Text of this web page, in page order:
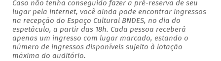
Caso não tenha conseguido fazer a pré-reserva de seu
lugar pela internet, você ainda pode encontrar ingressos
na recepção do Espaço Cultural BNDES, no dia do
espetáculo, a partir das 18h. Cada pessoa receberá
apenas um ingresso com lugar marcado, estando o
número de ingressos disponíveis sujeito à lotação
máxima do auditório.